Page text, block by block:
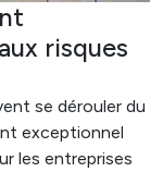
risques
se dérouler du
exceptionnel
les entreprises